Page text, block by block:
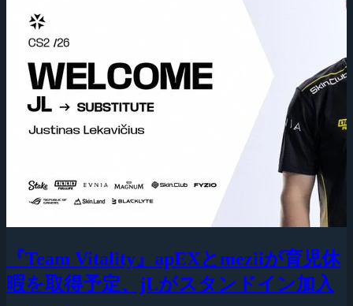
『Team Vitality』apEXとmeziiが育児休
暇を取得予定、jLがスタンドイン加入